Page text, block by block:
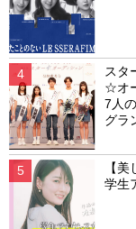
スタ
☆オ
7人
グラ
【
学生